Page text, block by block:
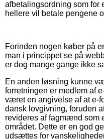
afbetalingsordning som for
hellere vil betale pengene
Forinden nogen køber på
man i princippet se på
er dog mange gange ikke
En anden løsning kunne
forretningen er medlem af
været en angivelse af at e-
dansk lovgivning, foruden
revideres af fagmænd som
området. Dette er en god
udsættes for